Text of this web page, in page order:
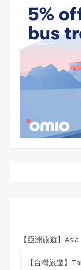
【亞洲旅遊】Asia
【台灣旅遊】